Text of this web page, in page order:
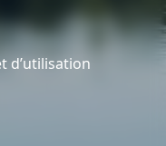
d’utilisation